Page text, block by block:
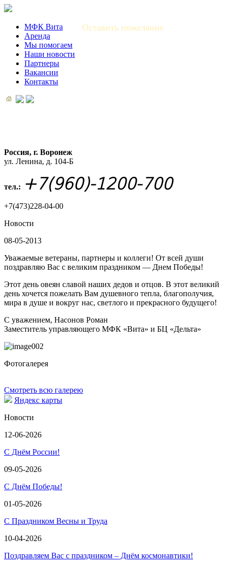
Оставить пожелание
МФК Вита
Аренда
Мы помогаем
Наши новости
Партнеры
Вакансии
Контакты
Россия, г. Воронеж
ул. Ленина, д. 104-Б
тел.: +7(960)-1200-700
+7(473)228-04-00
Новости
08-05-2013
Уважаемые ветераны, партнеры и коллеги! От всей души
поздравляю Вас с великим праздником — Днем Победы!
Этот день овеян славой наших дедов и отцов. В этот великий
день хочется пожелать Вам душевного тепла, благополучия,
мира в душе и вокруг нас, светлого и прекрасного будущего!
С уважением, Насонов Роман
Заместитель управляющего МФК «Вита» и БЦ «Дельта»
Фотогалерея
Смотреть всю галерею
Яндекс карты
Новости
12-06-2026
С Днём России!
09-05-2026
С Днём Победы!
01-05-2026
С Праздником Весны и Труда
10-04-2026
Поздравляем Вас с праздником – Днём космонавтики!